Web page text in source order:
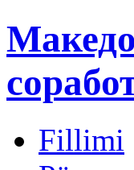
Fillimi